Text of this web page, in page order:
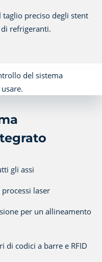
preciso degli stent
refrigeranti.
gli assi
laser
per un allineamento
di codici a barre e RFID